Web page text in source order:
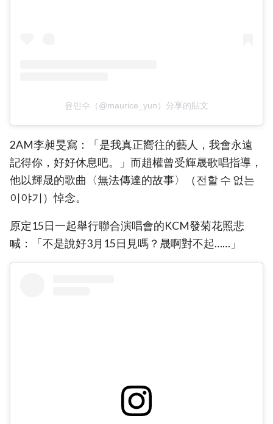
윤민수（@maurice_yun）分享的貼文
2AM李昶旻寫：「是我真正嚮往的藝人，我會永遠
記得你，好好休息吧。」而趙權曾受輝晟歌唱指導，
他以輝晟的歌曲〈無法傳達的故事〉（전할 수 없는
이야기）悼念。
原定15日一起舉行聯合演唱會的KCM發菊花照悲
喊：「不是說好3月15日見嗎？晟啊對不起……」